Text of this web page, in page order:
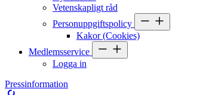
Vetenskapligt råd
Personuppgiftspolicy
Kakor (Cookies)
Medlemsservice
Logga in
Pressinformation